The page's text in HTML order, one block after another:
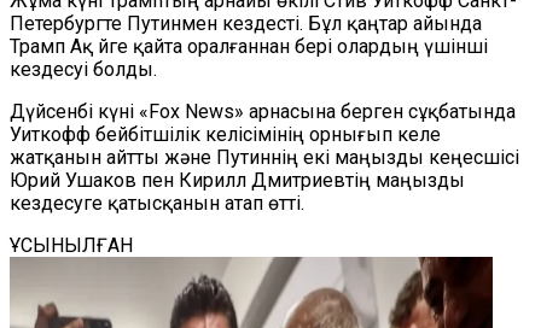
Петербургте Путинмен кездесті. Бұл қаңтар айында
Трамп Ақ Үйге қайта оралғаннан бері олардың үшінші
кездесуі болды.
Дүйсенбі күні «Fox News» арнасына берген сұқбатында
Уиткофф бейбітшілік келісімінің орнығып келе
жатқанын айтты және Путиннің екі маңызды кеңесшісі
Юрий Ушаков пен Кирилл Дмитриевтің маңызды
кездесуге қатысқанын атап өтті.
ҰСЫНЫЛҒАН